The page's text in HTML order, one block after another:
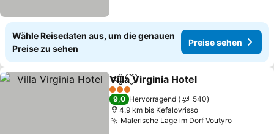
Wähle Reisedaten aus, um die genauen
Preise zu sehen
Preise sehen
TeilenZu Favoriten hinzufügen
Villa Virginia Hotel
3 Sterne
9,0 Hervorragend
540
4.9 km bis Kefalovrisso
Malerische Lage im Dorf Voutyro